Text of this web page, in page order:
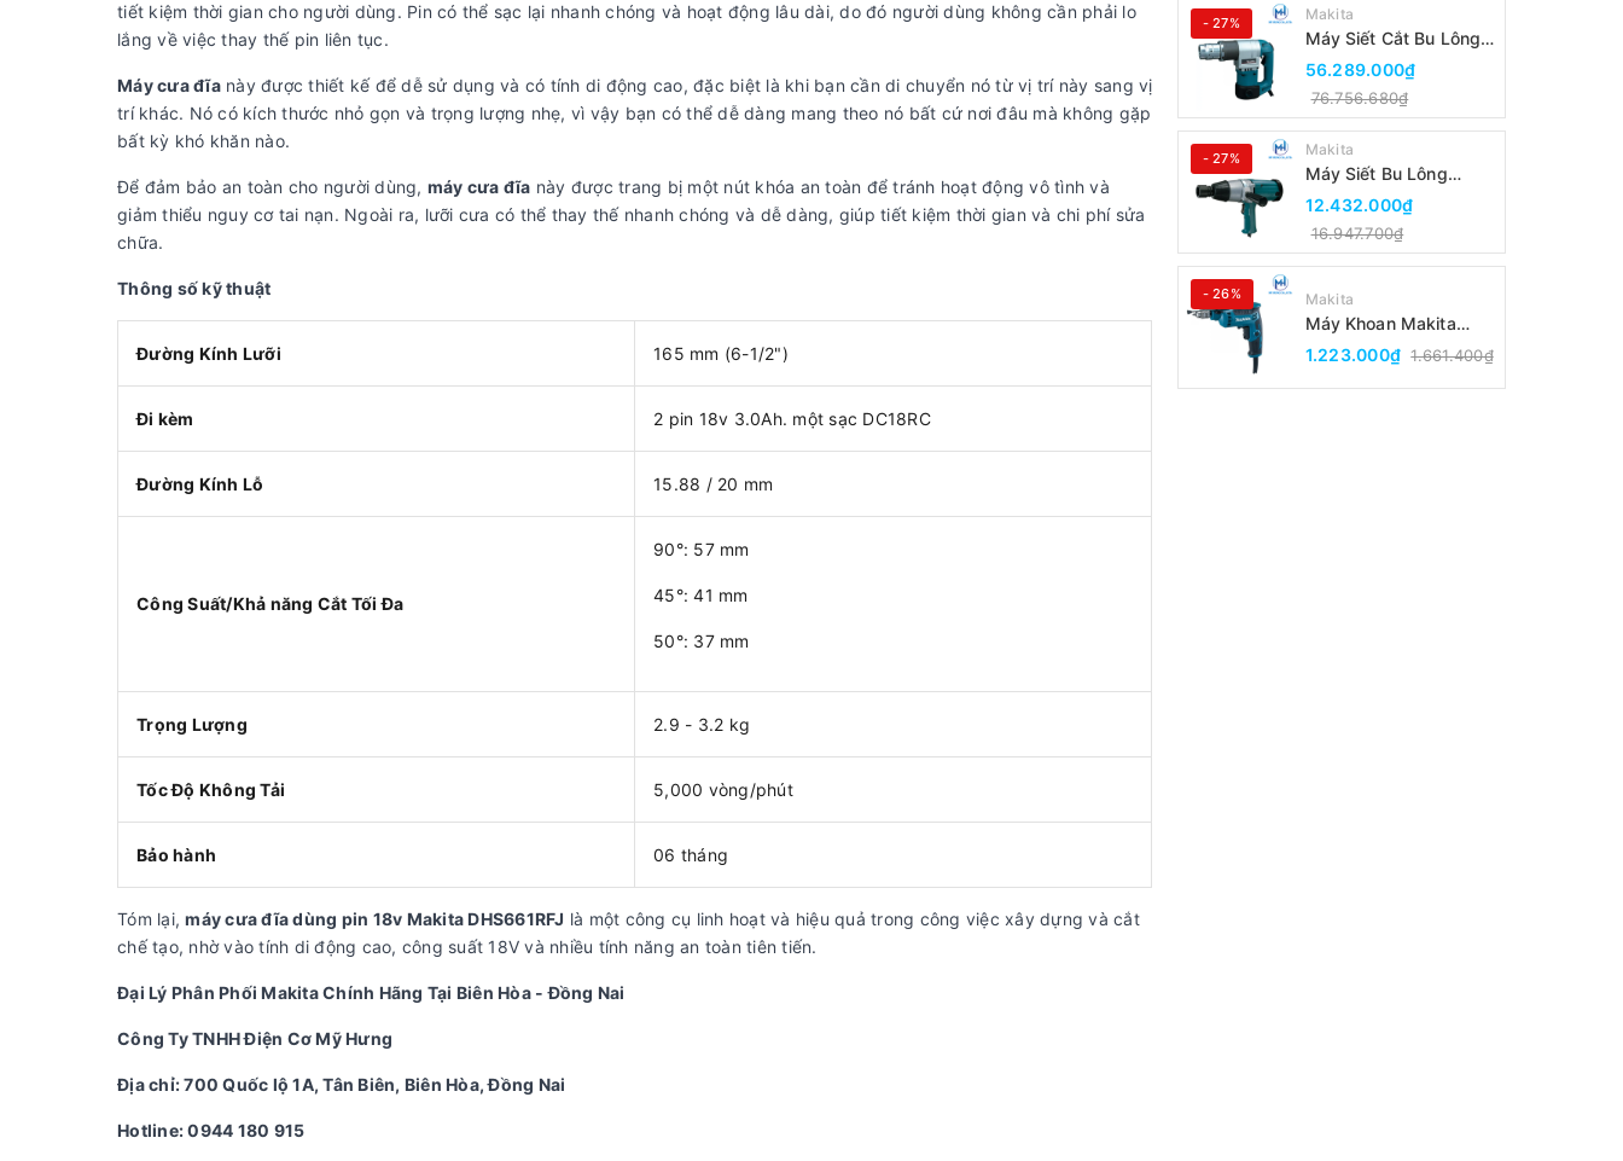
tiết kiệm thời gian cho người dùng. Pin có thể sạc lại nhanh chóng và hoạt động lâu dài, do đó người dùng không cần phải lo
lắng về việc thay thế pin liên tục.
Máy cưa đĩanày được thiết kế để dễ sử dụng và có tính di động cao, đặc biệt là khi bạn cần di chuyển nó từ vị trí này sang vị
trí khác. Nó có kích thước nhỏ gọn và trọng lượng nhẹ, vì vậy bạn có thể dễ dàng mang theo nó bất cứ nơi đâu mà không gặp
bất kỳ khó khăn nào.
Để đảm bảo an toàn cho người dùng, máy cưa đĩa này được trang bị một nút khóa an toàn để tránh hoạt động vô tình và
giảm thiểu nguy cơ tai nạn. Ngoài ra, lưỡi cưa có thể thay thế nhanh chóng và dễ dàng, giúp tiết kiệm thời gian và chi phí sửa
chữa.
Thông số kỹ thuật
Đường Kính Lưỡi 165 mm (6-1/2")
Đi kèm 2 pin 18v 3.0Ah. một sạc DC18RC
Đường Kính Lỗ 15.88 / 20 mm
Công Suất/Khả năng Cắt Tối Đa
90°: 57 mm
45°: 41 mm
50°: 37 mm
Trọng Lượng 2.9 - 3.2 kg
Tốc Độ Không Tải 5,000 vòng/phút
Bảo hành 06 tháng
Tóm lại,máy cưa đĩa dùng pin 18v Makita DHS661RFJ là một công cụ linh hoạt và hiệu quả trong công việc xây dựng và cắt
chế tạo, nhờ vào tính di động cao, công suất 18V và nhiều tính năng an toàn tiên tiến.
Đại Lý Phân Phối Makita Chính Hãng Tại Biên Hòa - Đồng Nai
Công Ty TNHH Điện Cơ Mỹ Hưng
Địa chỉ: 700 Quốc lộ 1A, Tân Biên, Biên Hòa, Đồng Nai
Hotline: 0944 180 915
- 27% Makita
Máy Siết Cắt Bu Lông
Makita 6924N
56.289.000₫
76.756.680₫
- 27% Makita
Máy Siết Bu Lông
Makita 6906
12.432.000₫
16.947.700₫
- 26% Makita
Máy Khoan Makita
DP2010(6.5MM)
1.223.000₫ 1.661.400₫